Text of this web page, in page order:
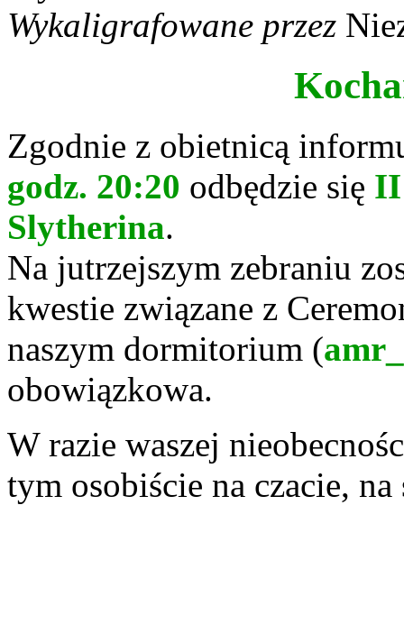
Wykaligrafowane przez
Zgodnie z obietnicą
godz. 20:20 odbędzie się II
Slytherina.
Na jutrzejszym zebraniu
kwestie związane z
naszym dormitorium (
obowiązkowa.
W razie waszej
tym osobiście na czacie,